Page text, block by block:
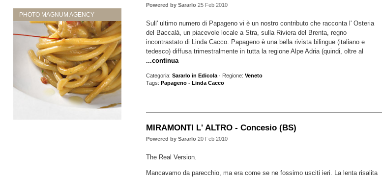
PHOTO MAGNUM AGENCY
Powered by Sararlo25 Feb 2010
Sull' ultimo numero di Papageno vi è un nostro contributo che racconta l' Osteria
del Baccalà, un piacevole locale a Stra, sulla Riviera del Brenta, regno
incontrastato di Linda Cacco. Papageno è una bella rivista bilingue (italiano e
tedesco) diffusa trimestralmente in tutta la regione Alpe Adria (quindi, oltre al
...continua
Categoria: Sararlo in Edicola· Regione: Veneto
Tags: Papageno - Linda Cacco
MIRAMONTI L' ALTRO - Concesio (BS)
Powered by Sararlo20 Feb 2010
The Real Version.
Mancavamo da parecchio, ma era come se ne fossimo usciti ieri. La lenta risalita